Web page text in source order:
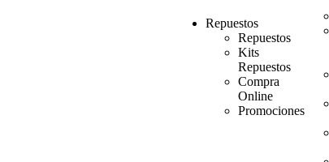
Repuestos
Repuestos
Kits
Repuestos
Compra
Online
Promociones